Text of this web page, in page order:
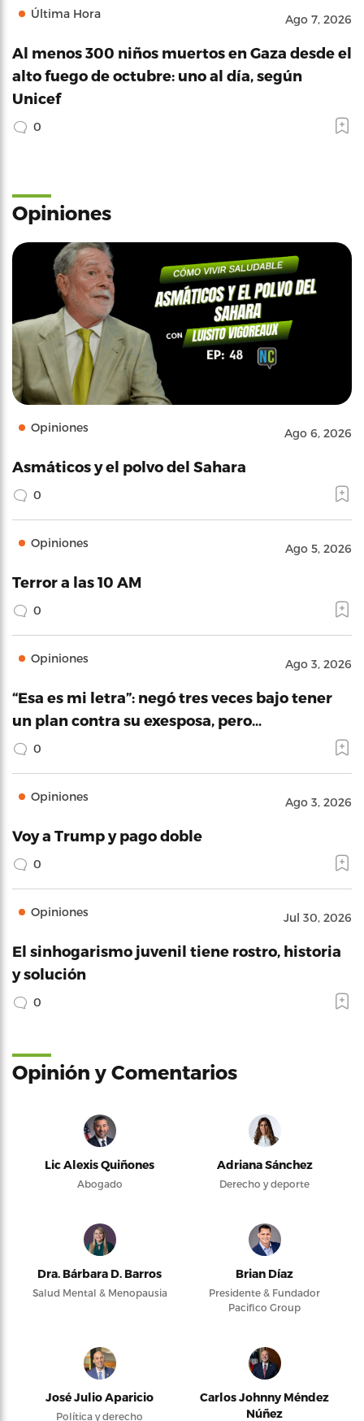
Última Hora Ago 7, 2026
Al menos 300 niños muertos en Gaza desde el
alto fuego de octubre: uno al día, según
Unicef
0
Opiniones
Opiniones Ago 6, 2026
Asmáticos y el polvo del Sahara
0
Opiniones Ago 5, 2026
Terror a las 10 AM
0
Opiniones Ago 3, 2026
“Esa es mi letra”: negó tres veces bajo tener
un plan contra su exesposa, pero…
0
Opiniones Ago 3, 2026
Voy a Trump y pago doble
0
Opiniones Jul 30, 2026
El sinhogarismo juvenil tiene rostro, historia
y solución
0
Opinión y Comentarios
Lic Alexis Quiñones
Abogado
Adriana Sánchez
Derecho y deporte
Dra. Bárbara D. Barros
Salud Mental & Menopausia
Brian Díaz
Presidente & Fundador
Pacifico Group
José Julio Aparicio
Política y derecho
Carlos Johnny Méndez
Núñez